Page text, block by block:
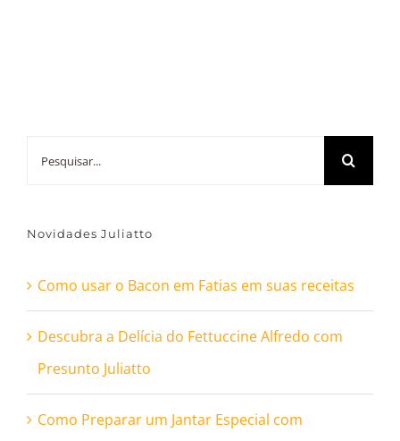
Novidades Juliatto
Como usar o Bacon em Fatias em suas receitas
Descubra a Delícia do Fettuccine Alfredo com
Presunto Juliatto
Como Preparar um Jantar Especial com